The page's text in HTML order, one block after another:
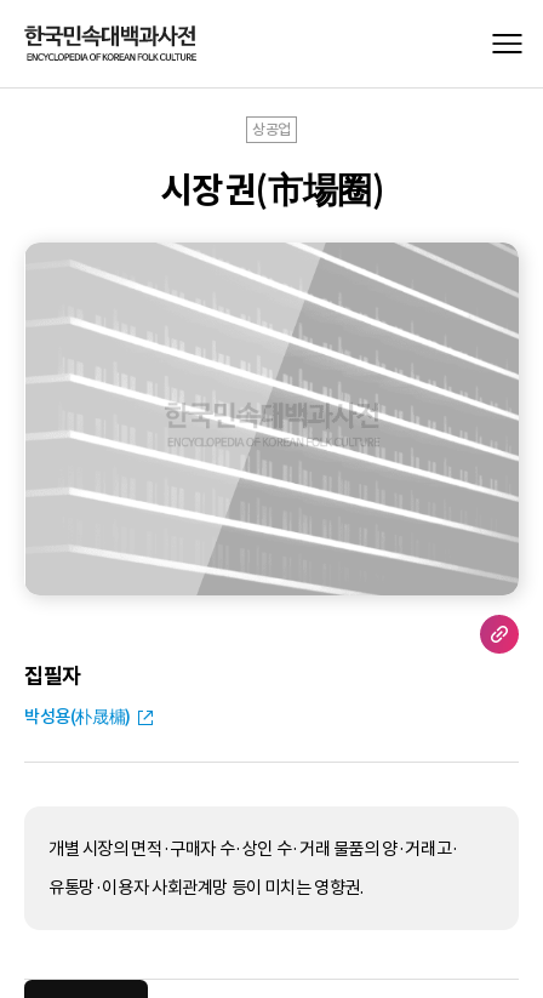
상공업
시장권(市場圈)
집필자
박성용(朴晟槦)
개별 시장의 면적·구매자 수·상인 수·거래 물품의 양·거래고·
유통망·이용자 사회관계망 등이 미치는 영향권.